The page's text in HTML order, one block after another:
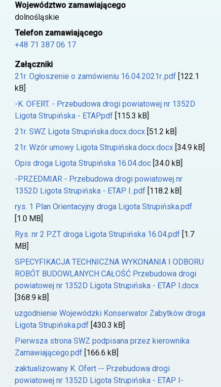
Województwo zamawiającego
dolnośląskie
Telefon zamawiającego
+48 71 387 06 17
Załączniki
21r. Ogłoszenie o zamówieniu 16.04.2021r..pdf [122.1
kB]
-K. OFERT. - Przebudowa drogi powiatowej nr 1352D
Ligota Strupińska - ETAP.pdf [115.3 kB]
21r. SWZ Ligota Strupińska.docx.docx [51.2 kB]
21r. Wzór umowy Ligota Strupińska.docx.docx [34.9 kB]
Opis droga Ligota Strupińska 16.04.doc [34.0 kB]
-PRZEDMIAR - Przebudowa drogi powiatowej nr
1352D Ligota Strupińska - ETAP I..pdf [118.2 kB]
rys. 1 Plan Orientacyjny droga Ligota Strupińska.pdf
[1.0 MB]
Rys. nr 2 PZT droga Ligota Strupińska 16.04.pdf [1.7
MB]
SPECYFIKACJA TECHNICZNA WYKONANIA I ODBORU
ROBÓT BUDOWLANYCH CAŁOŚĆ Przebudowa drogi
powiatowej nr 1352D Ligota Strupińska - ETAP I.docx
[368.9 kB]
uzgodnienie Wojewódzki Konserwator Zabytków droga
Ligota Strupińska.pdf [430.3 kB]
Pierwsza strona SWZ podpisana przez kierownika
Zamawiającego.pdf [166.6 kB]
zaktualizowany K. Ofert -- Przebudowa drogi
powiatowej nr 1352D Ligota Strupińska - ETAP I-